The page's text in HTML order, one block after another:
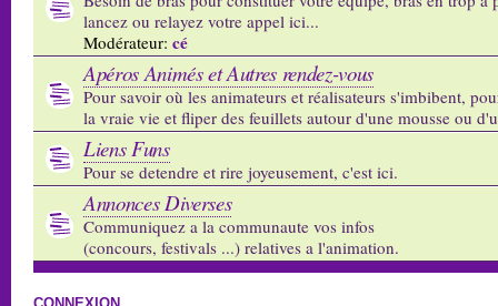
lancez ou relayez votre appel ici...
Modérateur: cé
Apéros Animés et Autres rendez-vous
Pour savoir où les animateurs et réalisateurs s'imbibent,
la vraie vie et fliper des feuillets autour d'une mousse ou
Liens Funs
Pour se detendre et rire joyeusement, c'est ici.
Annonces Diverses
Communiquez a la communaute vos infos
(concours, festivals ...) relatives a l'animation.